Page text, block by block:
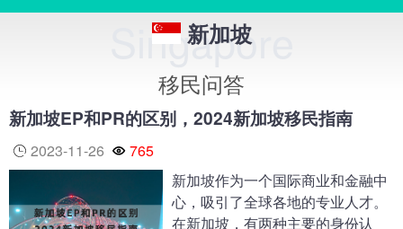
成功案例
投资移民 创业移民
购房移民
技术移民 雇主移民
新加坡
Singapore
移民问答
新加坡EP和PR的区别，2024新加坡移民指南
2023-11-26
765
新加坡作为一个国际商业和金融中
心，吸引了全球各地的专业人才。
在新加坡，有两种主要的身份认